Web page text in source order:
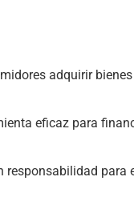
adquirir
eficaz para
responsabilidad para